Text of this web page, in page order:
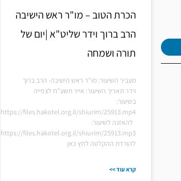
הכרת הטוב – מו"ר ראש הישיבה
הרב ברוך וידר שליט"א |יום של
תורה ושמחה
מעביר השיעור: מו"ר ראש הישיבה- הרב ברוך
וידר תאריך השיעור: אייר תשע"ח לצפייה
בשיעור:
https://files.hakotel.org.il/shiurim/25913.mp4
להאזנה לשיעור:
https://files.hakotel.org.il/shiurim/25913.mp3
להורדת ההקלטה לחץ כאן
קרא עוד >>